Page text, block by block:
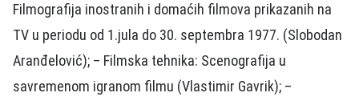
Filmografija inostranih i domaćih filmova prikazanih na
TV u periodu od 1.jula do 30. septembra 1977. (Slobodan
Aranđelović); – Filmska tehnika: Scenografija u
savremenom igranom filmu (Vlastimir Gavrik); –